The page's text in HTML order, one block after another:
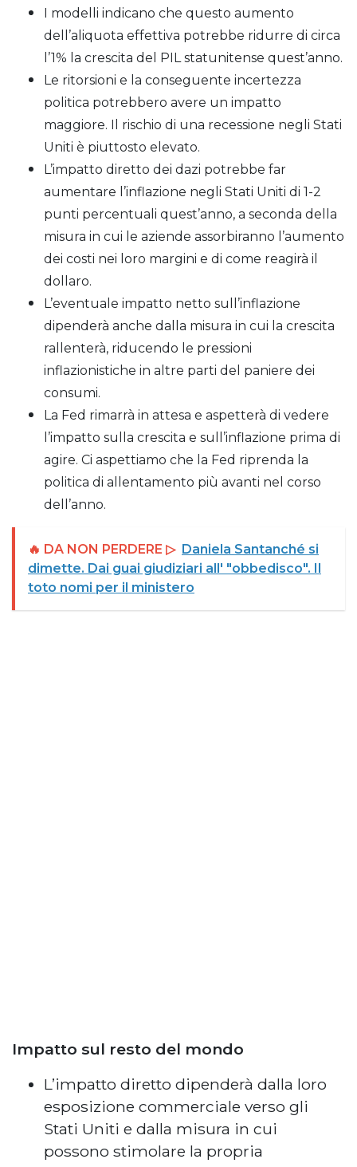
I modelli indicano che questo aumento
dell’aliquota effettiva potrebbe ridurre di circa
l’1% la crescita del PIL statunitense quest’anno.
Le ritorsioni e la conseguente incertezza
politica potrebbero avere un impatto
maggiore. Il rischio di una recessione negli Stati
Uniti è piuttosto elevato.
L’impatto diretto dei dazi potrebbe far
aumentare l’inflazione negli Stati Uniti di 1-2
punti percentuali quest’anno, a seconda della
misura in cui le aziende assorbiranno l’aumento
dei costi nei loro margini e di come reagirà il
dollaro.
L’eventuale impatto netto sull’inflazione
dipenderà anche dalla misura in cui la crescita
rallenterà, riducendo le pressioni
inflazionistiche in altre parti del paniere dei
consumi.
La Fed rimarrà in attesa e aspetterà di vedere
l’impatto sulla crescita e sull’inflazione prima di
agire. Ci aspettiamo che la Fed riprenda la
politica di allentamento più avanti nel corso
dell’anno.
🔥 DA NON PERDERE ▷ Daniela Santanché si
dimette. Dai guai giudiziari all' "obbedisco". Il
toto nomi per il ministero
Impatto sul resto del mondo
L’impatto diretto dipenderà dalla loro
esposizione commerciale verso gli
Stati Uniti e dalla misura in cui
possono stimolare la propria